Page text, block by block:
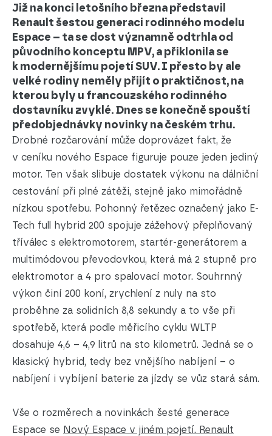
Již na konci letošního března představil
Renault šestou generaci rodinného modelu
Espace – ta se dost významně odtrhla od
původního konceptu MPV, a přiklonila se
k modernějšímu pojetí SUV. I přesto by ale
velké rodiny neměly přijít o praktičnost, na
kterou byly u francouzského rodinného
dostavníku zvyklé. Dnes se konečně spouští
předobjednávky novinky na českém trhu.
Drobné rozčarování může doprovázet fakt, že
v ceníku nového Espace figuruje pouze jeden jediný
motor. Ten však slibuje dostatek výkonu na dálniční
cestování při plné zátěži, stejně jako mimořádně
nízkou spotřebu. Pohonný řetězec označený jako E-
Tech full hybrid 200 spojuje zážehový přeplňovaný
tříválec s elektromotorem, startér-generátorem a
multimódovou převodovkou, která má 2 stupně pro
elektromotor a 4 pro spalovací motor. Souhrnný
výkon činí 200 koní, zrychlení z nuly na sto
proběhne za solidních 8,8 sekundy a to vše při
spotřebě, která podle měřicího cyklu WLTP
dosahuje 4,6 – 4,9 litrů na sto kilometrů. Jedná se o
klasický hybrid, tedy bez vnějšího nabíjení – o
nabíjení i vybíjení baterie za jízdy se vůz stará sám.
Vše o rozměrech a novinkách šesté generace
Espace se Nový Espace v jiném pojetí. Renault